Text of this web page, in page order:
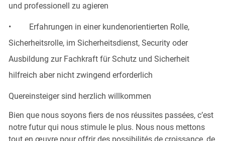
und professionell zu agieren
• Erfahrungen in einer kundenorientierten Rolle,
Sicherheitsrolle, im Sicherheitsdienst, Security oder
Ausbildung zur Fachkraft für Schutz und Sicherheit
hilfreich aber nicht zwingend erforderlich
Quereinsteiger sind herzlich willkommen
Bien que nous soyons fiers de nos réussites passées, c’est
notre futur qui nous stimule le plus. Nous nous mettons
tout en œuvre pour offrir des possibilités de croissance, de